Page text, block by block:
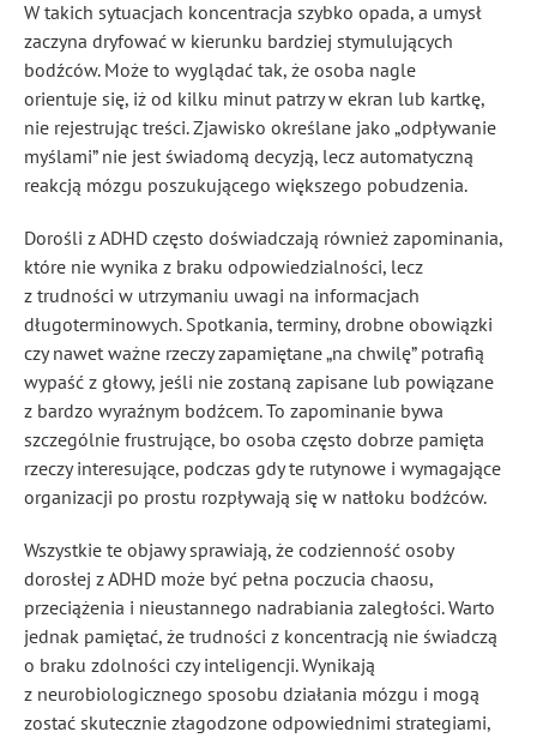
W takich sytuacjach koncentracja szybko opada, a umysł
zaczyna dryfować w kierunku bardziej stymulujących
bodźców. Może to wyglądać tak, że osoba nagle
orientuje się, iż od kilku minut patrzy w ekran lub kartkę,
nie rejestrując treści. Zjawisko określane jako „odpływanie
myślami” nie jest świadomą decyzją, lecz automatyczną
reakcją mózgu poszukującego większego pobudzenia.
Dorośli z ADHD często doświadczają również zapominania,
które nie wynika z braku odpowiedzialności, lecz
z trudności w utrzymaniu uwagi na informacjach
długoterminowych. Spotkania, terminy, drobne obowiązki
czy nawet ważne rzeczy zapamiętane „na chwilę” potrafią
wypaść z głowy, jeśli nie zostaną zapisane lub powiązane
z bardzo wyraźnym bodźcem. To zapominanie bywa
szczególnie frustrujące, bo osoba często dobrze pamięta
rzeczy interesujące, podczas gdy te rutynowe i wymagające
organizacji po prostu rozpływają się w natłoku bodźców.
Wszystkie te objawy sprawiają, że codzienność osoby
dorosłej z ADHD może być pełna poczucia chaosu,
przeciążenia i nieustannego nadrabiania zaległości. Warto
jednak pamiętać, że trudności z koncentracją nie świadczą
o braku zdolności czy inteligencji. Wynikają
z neurobiologicznego sposobu działania mózgu i mogą
zostać skutecznie złagodzone odpowiednimi strategiami,